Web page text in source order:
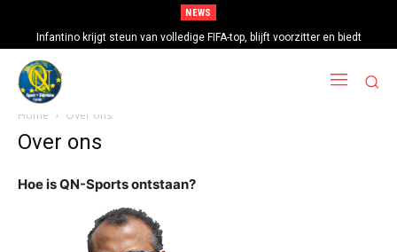
NEWS
Infantino krijgt steun van volledige FIFA-top, blijft voorzitter en biedt
excuses aan
Home Over ons
Over ons
Hoe is QN-Sports ontstaan?